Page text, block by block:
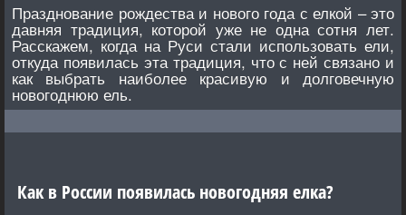
Празднование рождества и нового года с елкой – это
давняя традиция, которой уже не одна сотня лет.
Расскажем, когда на Руси стали использовать ели,
откуда появилась эта традиция, что с ней связано и
как выбрать наиболее красивую и долговечную
новогоднюю ель.
Как в России появилась новогодняя елка?